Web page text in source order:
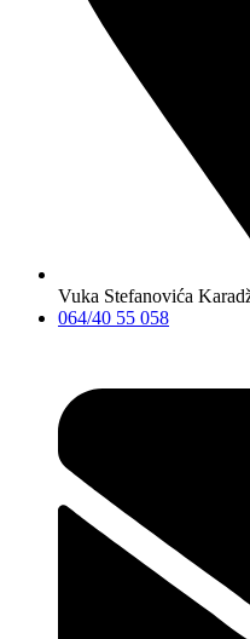
Vuka Stefanovića
064/40 55 058